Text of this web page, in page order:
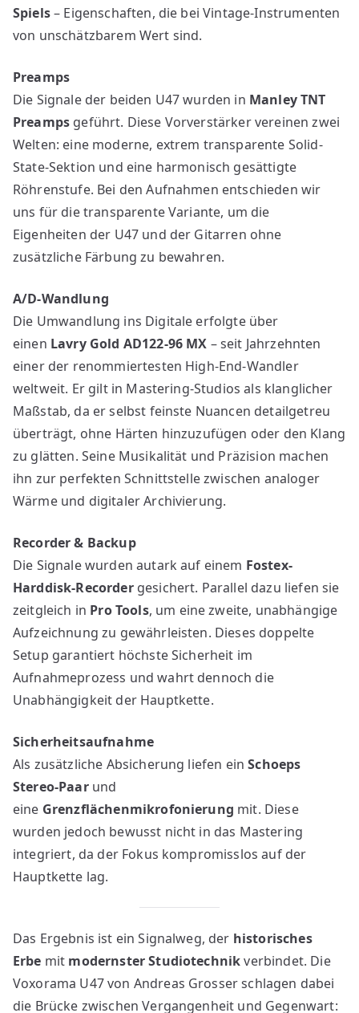
Spiels– Eigenschaften, die bei Vintage-Instrumenten
von unschätzbarem Wert sind.
Preamps
Die Signale der beiden U47 wurden in Manley TNT
Preamps geführt. Diese Vorverstärker vereinen zwei
Welten: eine moderne, extrem transparente Solid-
State-Sektion und eine harmonisch gesättigte
Röhrenstufe. Bei den Aufnahmen entschieden wir
uns für die transparente Variante, um die
Eigenheiten der U47 und der Gitarren ohne
zusätzliche Färbung zu bewahren.
A/D-Wandlung
Die Umwandlung ins Digitale erfolgte über
einen Lavry Gold AD122-96 MX – seit Jahrzehnten
einer der renommiertesten High-End-Wandler
weltweit. Er gilt in Mastering-Studios als klanglicher
Maßstab, da er selbst feinste Nuancen detailgetreu
überträgt, ohne Härten hinzuzufügen oder den Klang
zu glätten. Seine Musikalität und Präzision machen
ihn zur perfekten Schnittstelle zwischen analoger
Wärme und digitaler Archivierung.
Recorder & Backup
Die Signale wurden autark auf einem Fostex-
Harddisk-Recordergesichert. Parallel dazu liefen sie
zeitgleich in Pro Tools, um eine zweite, unabhängige
Aufzeichnung zu gewährleisten. Dieses doppelte
Setup garantiert höchste Sicherheit im
Aufnahmeprozess und wahrt dennoch die
Unabhängigkeit der Hauptkette.
Sicherheitsaufnahme
Als zusätzliche Absicherung liefen einSchoeps
Stereo-Paarund
eine Grenzflächenmikrofonierung mit. Diese
wurden jedoch bewusst nicht in das Mastering
integriert, da der Fokus kompromisslos auf der
Hauptkette lag.
Das Ergebnis ist ein Signalweg, der historisches
Erbe mit modernster Studiotechnikverbindet. Die
Voxorama U47 von Andreas Grosser schlagen dabei
die Brücke zwischen Vergangenheit und Gegenwart: